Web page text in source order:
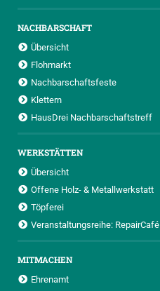
NACHBARSCHAFT
Übersicht
Flohmarkt
Nachbarschaftsfeste
Klettern
HausDrei Nachbarschaftstreff
WERKSTÄTTEN
Übersicht
Offene Holz- & Metallwerkstatt
Töpferei
Veranstaltungsreihe: RepairCafé
MITMACHEN
Ehrenamt